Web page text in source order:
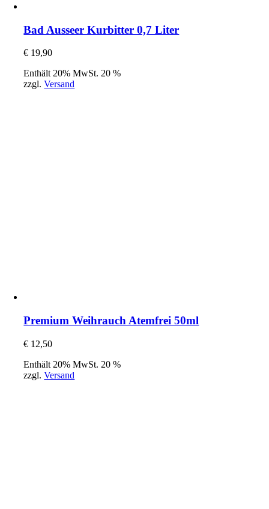
Bad Ausseer Kurbitter 0,7 Liter
€ 19,90
Enthält 20% MwSt. 20 %
zzgl.Versand
Premium Weihrauch Atemfrei 50ml
€ 12,50
Enthält 20% MwSt. 20 %
zzgl.Versand